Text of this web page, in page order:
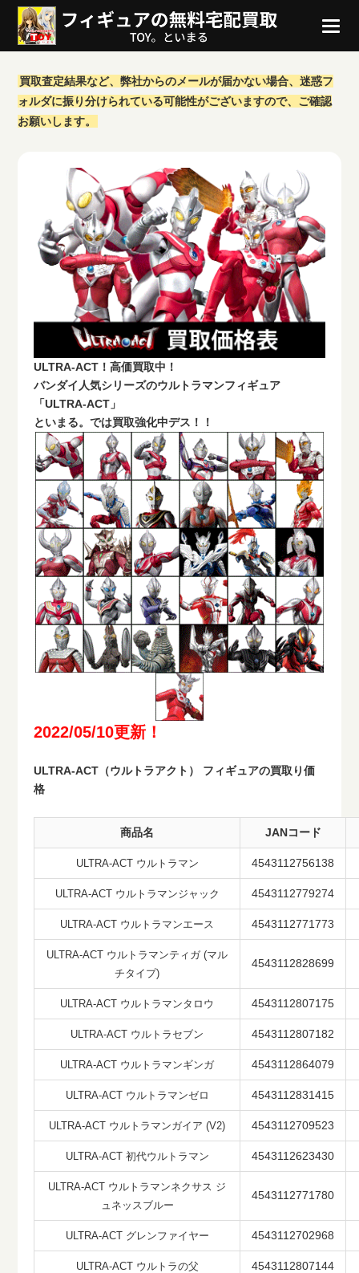
買取査定結果など、弊社からのメールが届かない場合、迷惑フ
ォルダに振り分けられている可能性がございますので、ご確認
お願いします。
ULTRA-ACT！高価買取中！
バンダイ人気シリーズのウルトラマンフィギュア
「ULTRA-ACT」
といまる。では買取強化中デス！！
2022/05/10更新！
ULTRA-ACT（ウルトラアクト） フィギュアの買取り価
格
商品名 JANコード
ULTRA-ACT ウルトラマン 4543112756138
ULTRA-ACT ウルトラマンジャック 4543112779274
ULTRA-ACT ウルトラマンエース 4543112771773
ULTRA-ACT ウルトラマンティガ (マル
チタイプ)
4543112828699
ULTRA-ACT ウルトラマンタロウ 4543112807175
ULTRA-ACT ウルトラセブン 4543112807182
ULTRA-ACT ウルトラマンギンガ 4543112864079
ULTRA-ACT ウルトラマンゼロ 4543112831415
ULTRA-ACT ウルトラマンガイア (V2) 4543112709523
ULTRA-ACT 初代ウルトラマン 4543112623430
ULTRA-ACT ウルトラマンネクサス ジ
ュネッスブルー
4543112771780
ULTRA-ACT グレンファイヤー 4543112702968
ULTRA-ACT ウルトラの父 4543112807144